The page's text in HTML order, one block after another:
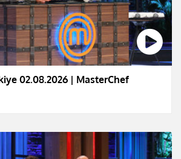
02.08.2026 | MasterChef